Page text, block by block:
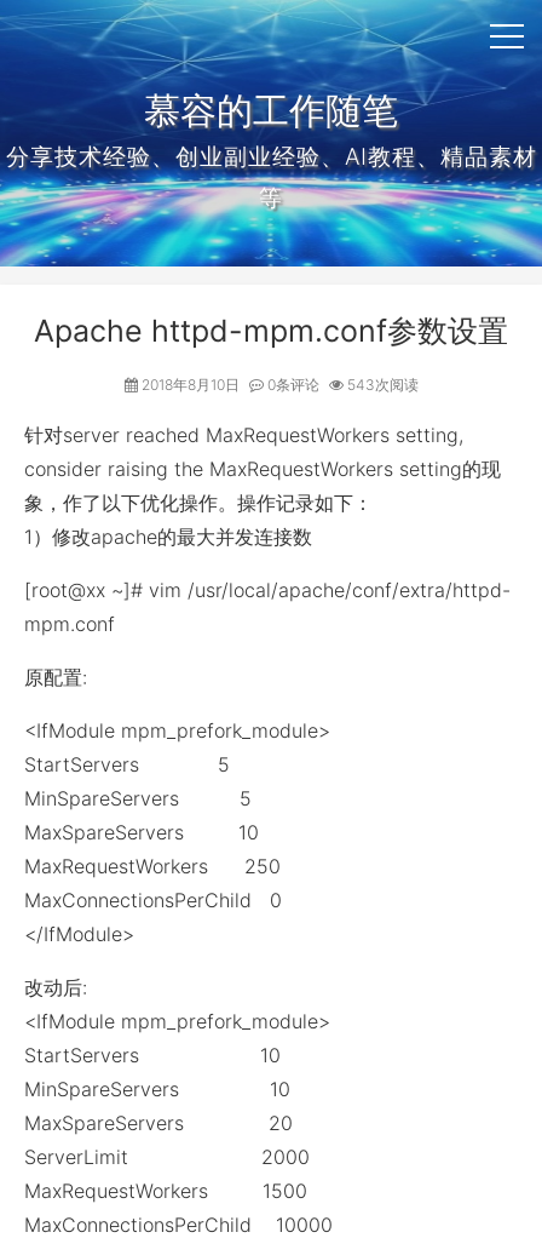
慕容的工作随笔
分享技术经验、创业副业经验、AI教程、精品素材
等
Apache httpd-mpm.conf参数设置
2018年8月10日 0条评论 543次阅读
针对server reached MaxRequestWorkers setting,
consider raising the MaxRequestWorkers setting的现
象，作了以下优化操作。操作记录如下：
1）修改apache的最大并发连接数
[root@xx ~]# vim /usr/local/apache/conf/extra/httpd-
mpm.conf
原配置:
<IfModule mpm_prefork_module>
StartServers 5
MinSpareServers 5
MaxSpareServers 10
MaxRequestWorkers 250
MaxConnectionsPerChild 0
</IfModule>
改动后:
<IfModule mpm_prefork_module>
StartServers 10
MinSpareServers 10
MaxSpareServers 20
ServerLimit 2000
MaxRequestWorkers 1500
MaxConnectionsPerChild 10000